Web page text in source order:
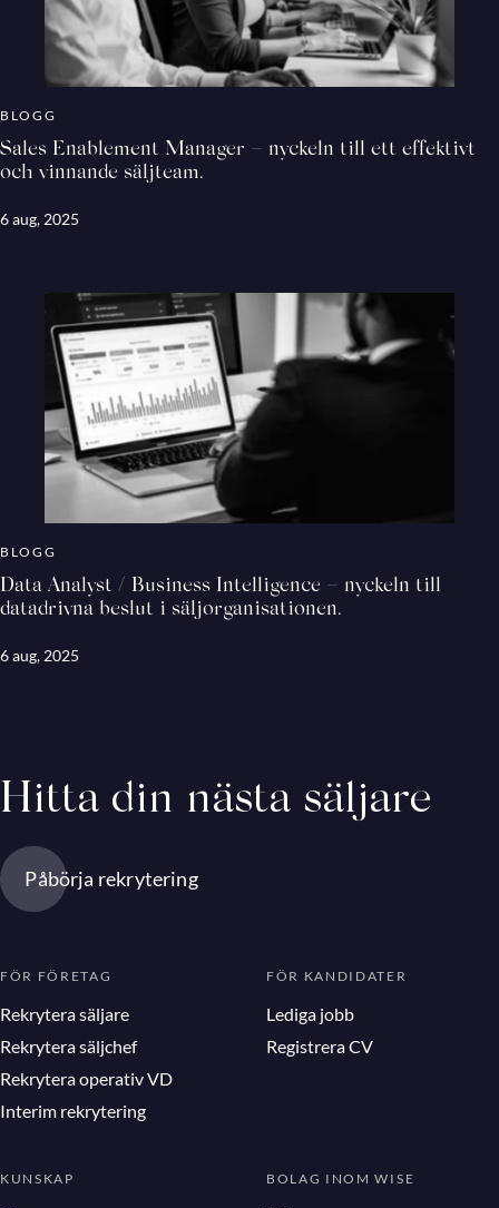
BLOGG
Sales Enablement Manager – nyckeln till ett effektivt
och vinnande säljteam.
6 aug, 2025
BLOGG
Data Analyst / Business Intelligence – nyckeln till
datadrivna beslut i säljorganisationen.
6 aug, 2025
Hitta din nästa säljare
Påbörja rekrytering
FÖR FÖRETAG
Rekrytera säljare
Rekrytera säljchef
Rekrytera operativ VD
Interim rekrytering
FÖR KANDIDATER
Lediga jobb
Registrera CV
KUNSKAP BOLAG INOM WISE